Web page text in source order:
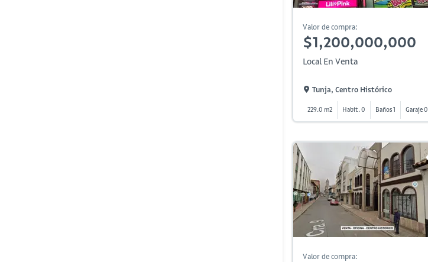
Valor de compra:
$1,200,000,000
Local En Venta
Tunja, Centro Histórico
229.0 m2 Habit. 0 Baños 1 Garaje 0
Valor de compra: